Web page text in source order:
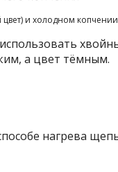
и холодном копчении
а цвет тёмным.
нагрева